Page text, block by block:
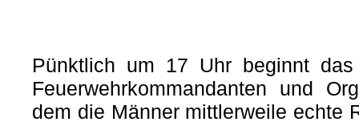
Pünktlich um 17 Uhr beginnt
Feuerwehrkommandanten und
dem die Männer mittlerweile echte